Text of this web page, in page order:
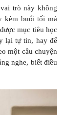
trò này không
kèm buổi tối mà
mục tiêu học
lại tự tin, hay để
một câu chuyện
nghe, biết điều